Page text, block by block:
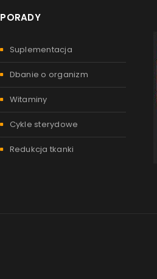
PORADY
Suplementacja
Dbanie o organizm
Witaminy
Cykle sterydowe
Redukcja tkanki